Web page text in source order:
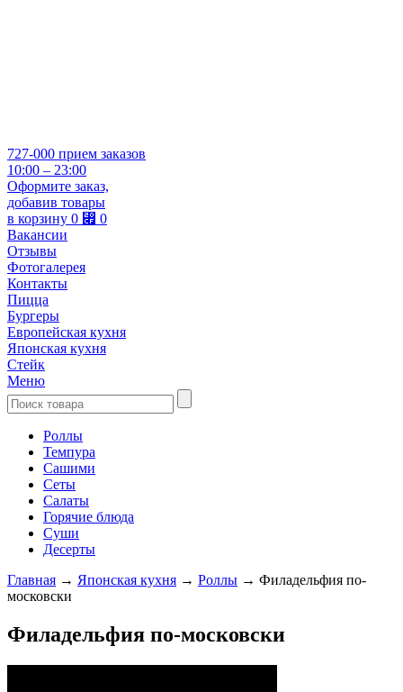
727-000 прием заказов
10:00 – 23:00
Оформите заказ,
добавив товары
в корзину 0 ⃏ 0
Вакансии
Отзывы
Фотогалерея
Контакты
Пицца
Бургеры
Европейская кухня
Японская кухня
Стейк
Меню
Роллы
Темпура
Сашими
Сеты
Салаты
Горячие блюда
Суши
Десерты
Главная → Японская кухня → Роллы → Филадельфия по-
московски
Филадельфия по-московски